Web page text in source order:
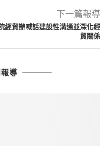
下一篇報導
貿辦喊話建設性溝通並深化經
貿關係
導